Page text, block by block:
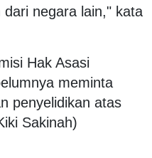
negara lain," kata
Hak Asasi
meminta
penyelidikan atas
Sakinah)